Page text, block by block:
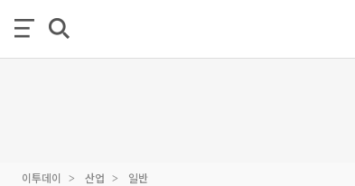
이투데이 산업 일반